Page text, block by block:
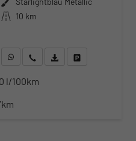
Kilometerstand 10 km
WhatsApp anfragen
Wir rufen Sie anFahrzeugexposé (PDF)
l/100km